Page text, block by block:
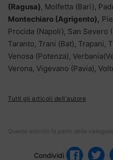
(Ragusa), Molfetta (Bari),
Montechiaro (Agrigento),
Procida (Napoli), San Severo
Taranto, Trani (Bat), Trapani,
Venosa (Potenza),
Verona, Vigevano (Pavia),
Tutti gli articoli dell'autore
Questo articolo fa parte delle
Condividi